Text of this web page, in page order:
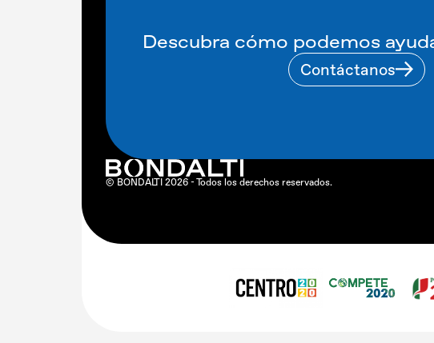
Descubra cómo podemos
Contáctanos
© BONDALTI 2026 - Todos los derechos reservados.